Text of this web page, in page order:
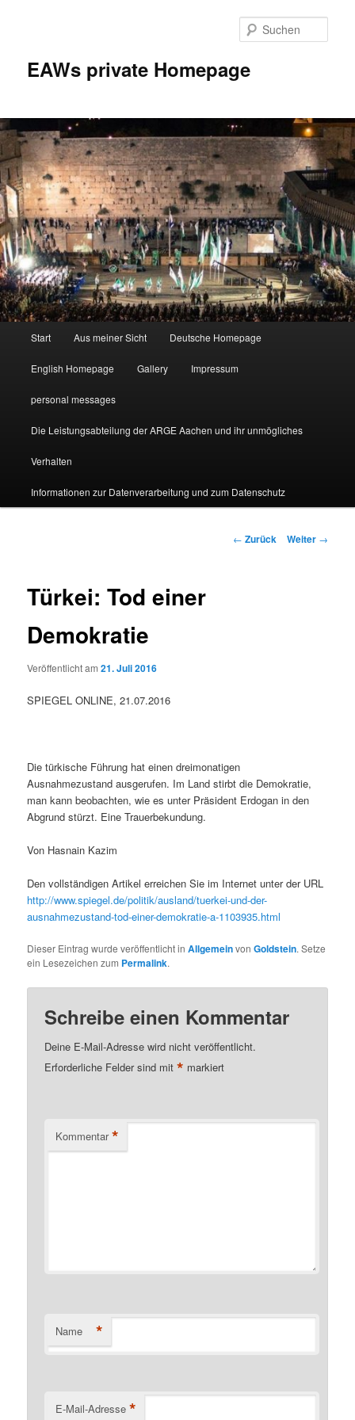
EAWs private Homepage
Start Aus meiner Sicht Deutsche Homepage
English Homepage Gallery Impressum
personal messages
Die Leistungsabteilung der ARGE Aachen und ihr unmögliches
Verhalten
Informationen zur Datenverarbeitung und zum Datenschutz
Beitragsnavigation
← Zurück Weiter →
Türkei: Tod einer
Demokratie
Veröffentlicht am21. Juli 2016
SPIEGEL ONLINE, 21.07.2016
Die türkische Führung hat einen dreimonatigen
Ausnahmezustand ausgerufen. Im Land stirbt die Demokratie,
man kann beobachten, wie es unter Präsident Erdogan in den
Abgrund stürzt. Eine Trauerbekundung.
Von Hasnain Kazim
Den vollständigen Artikel erreichen Sie im Internet unter der URL
http://www.spiegel.de/politik/ausland/tuerkei-und-der-
ausnahmezustand-tod-einer-demokratie-a-1103935.html
Dieser Eintrag wurde veröffentlicht inAllgemeinvonGoldstein. Setze
ein Lesezeichen zum Permalink.
Schreibe einen Kommentar
Deine E-Mail-Adresse wird nicht veröffentlicht.
Erforderliche Felder sind mit* markiert
Kommentar *
Name *
E-Mail-Adresse *